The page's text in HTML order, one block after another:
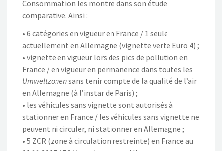
Consommation les montre dans son étude
comparative. Ainsi :
• 6 catégories en vigueur en France / 1 seule
actuellement en Allemagne (vignette verte Euro 4) ;
• vignette en vigueur lors des pics de pollution en
France / en vigueur en permanence dans toutes les
Umweltzonensans tenir compte de la qualité de l’air
en Allemagne (à l’instar de Paris) ;
• les véhicules sans vignette sont autorisés à
stationner en France / les véhicules sans vignette ne
peuvent ni circuler, ni stationner en Allemagne ;
• 5 ZCR (zone à circulation restreinte) en France au